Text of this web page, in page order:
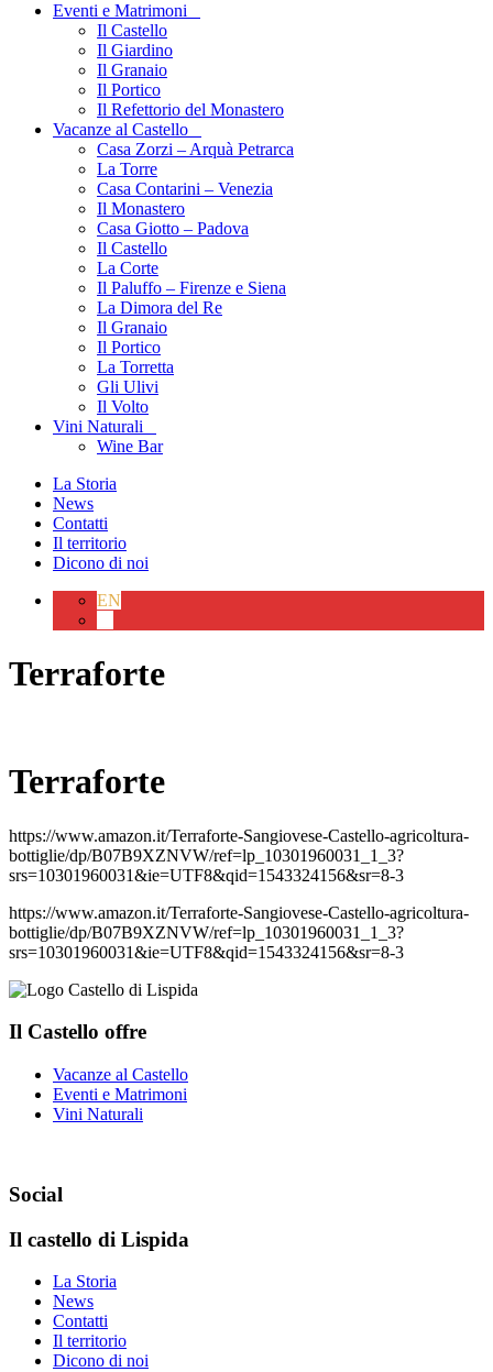
Eventi e Matrimoni
Il Castello
Il Giardino
Il Granaio
Il Portico
Il Refettorio del Monastero
Vacanze al Castello
Casa Zorzi – Arquà Petrarca
La Torre
Casa Contarini – Venezia
Il Monastero
Casa Giotto – Padova
Il Castello
La Corte
Il Paluffo – Firenze e Siena
La Dimora del Re
Il Granaio
Il Portico
La Torretta
Gli Ulivi
Il Volto
Vini Naturali
Wine Bar
La Storia
News
Contatti
Il territorio
Dicono di noi
EN
Terraforte
Terraforte
https://www.amazon.it/Terraforte-Sangiovese-Castello-agricoltura-
bottiglie/dp/B07B9XZNVW/ref=lp_10301960031_1_3?
srs=10301960031&ie=UTF8&qid=1543324156&sr=8-3
https://www.amazon.it/Terraforte-Sangiovese-Castello-agricoltura-
bottiglie/dp/B07B9XZNVW/ref=lp_10301960031_1_3?
srs=10301960031&ie=UTF8&qid=1543324156&sr=8-3
Il Castello offre
Vacanze al Castello
Eventi e Matrimoni
Vini Naturali
Social
Il castello di Lispida
La Storia
News
Contatti
Il territorio
Dicono di noi